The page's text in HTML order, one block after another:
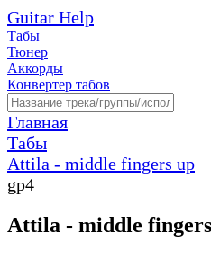
Guitar Help
Табы
Тюнер
Аккорды
Конвертер табов
Главная
Табы
Attila - middle fingers up
gp4
Attila - middle